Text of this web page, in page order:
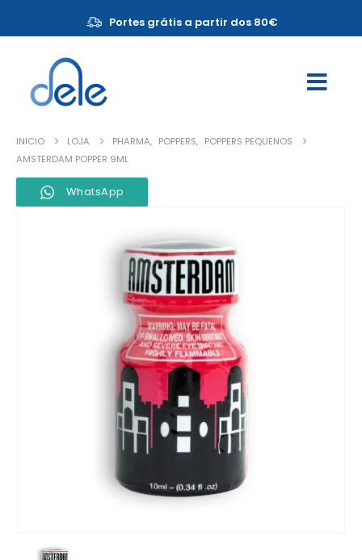
Portes grátis a partir dos 80€
INICIO LOJA PHARMA, POPPERS, POPPERS PEQUENOS
AMSTERDAM POPPER 9ML
WhatsApp